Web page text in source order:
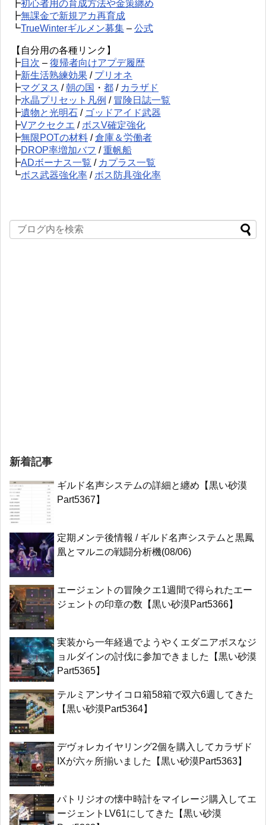
┣初心者用の育成方法や金策纏め
┣無課金で新規アカ再育成
┗TrueWinterギルメン募集 – 公式
【自分用の各種リンク】
┣目次 – 復帰者向けアプデ履歴
┣新生活熟練効果 / プリオネ
┣マグヌス /朝の国 ・ 都 / カラザド
┣水晶プリセット凡例 / 冒険日誌一覧
┣遺物と光明石 / ゴッドアイド武器
┣Vアクセクエ / ボスV確定強化
┣無限POTの材料 /倉庫＆労働者
┣DROP率増加バフ /重帆船
┣ADボーナス一覧 / カプラス一覧
┗ボス武器強化率 / ボス防具強化率
新着記事
ギルド名声システムの詳細と纏め【黒い砂漠
Part5367】
定期メンテ後情報 / ギルド名声システムと黒鳳
凰とマルニの戦闘分析機(08/06)
エージェントの冒険クエ1週間で得られたエー
ジェントの印章の数【黒い砂漠Part5366】
実装から一年経過でようやくエダニアボスなジ
ョルダインの討伐に参加できました【黒い砂漠
Part5365】
テルミアンサイコロ箱58箱で双六6週してきた
【黒い砂漠Part5364】
デヴォレカイヤリング2個を購入してカラザド
IXが六ヶ所揃いました【黒い砂漠Part5363】
パトリジオの懐中時計をマイレージ購入してエ
ージェントLV61にしてきた【黒い砂漠